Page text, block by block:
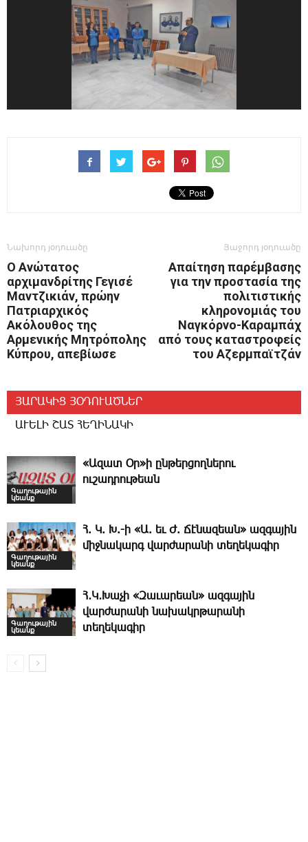
Նախորդ յօդուածը
Ο Ανώτατος
αρχιμανδρίτης Γεγισέ
Μαντζικιάν, πρώην
Πατριαρχικός
Ακόλουθος της
Αρμενικής Μητρόπολης
Κύπρου, απεβίωσε
Յաջորդ յօդուածը
Απαίτηση παρέμβασης
για την προστασία της
πολιτιστικής
κληρονομιάς του
Ναγκόρνο-Καραμπάχ
από τους καταστροφείς
του Αζερμπαϊτζάν
ՅԱՐԱԿԻՑ ՅՕԴՈՒԱԾՆԵՐ
ԱՒԵԼԻ ՇԱՏ ՀԵՂԻՆԱԿԻ
Գաղութային
կեանք
«Ազատ Օր»ի ընթերցողներու
ուշադրութեան
Գաղութային
կեանք
Հ. Կ. Խ.-ի «Ա. եւ Ժ. ­Ճէնազեան» ազգային
միջնակարգ վարժարանի տեղեկագիր
Գաղութային
կեանք
Հ․Կ․Խաչի «Զաւարեան» ազգային
վարժարանի նախակրթարանի
տեղեկագիր